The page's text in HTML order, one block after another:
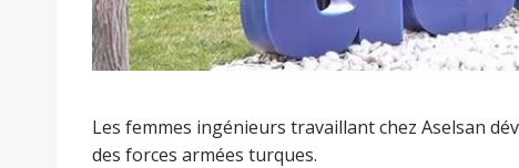
Les femmes ingénieurs travaillant chez Aselsan
des forces armées turques.